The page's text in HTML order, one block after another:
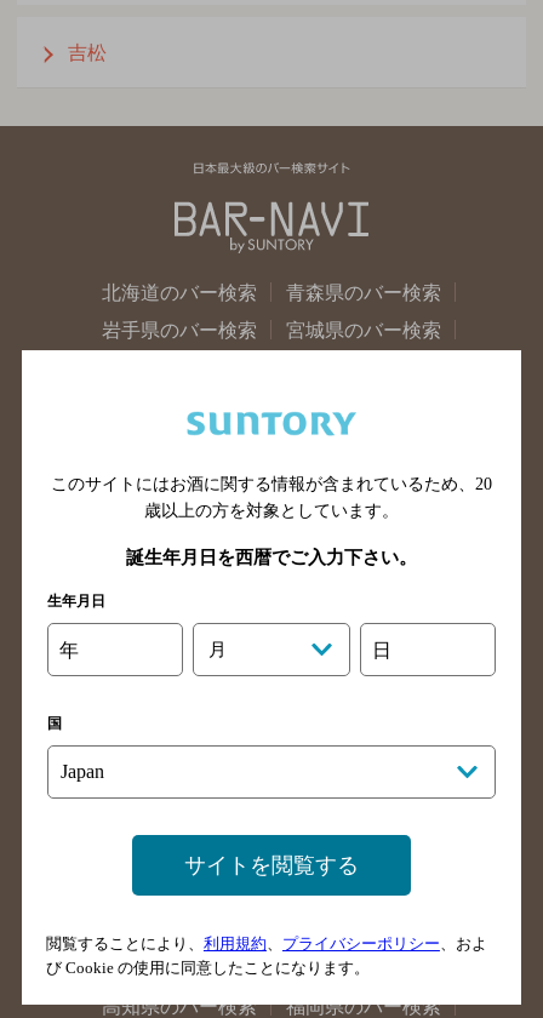
吉松
北海道のバー検索
青森県のバー検索
岩手県のバー検索
宮城県のバー検索
栃木県のバー検索
群馬県のバー検索
山梨県のバー検索
長野県のバー検索
新潟県のバー検索
東京都のバー検索
神奈川県のバー検索
千葉県のバー検索
埼玉県のバー検索
静岡県のバー検索
三重県のバー検索
岐阜県のバー検索
富山県のバー検索
大阪府のバー検索
京都府のバー検索
兵庫県のバー検索
広島県のバー検索
岡山県のバー検索
山口県のバー検索
鳥取県のバー検索
島根県のバー検索
徳島県のバー検索
香川県のバー検索
愛媛県のバー検索
高知県のバー検索
福岡県のバー検索
このサイトにはお酒に関する情報が含まれているため、 20
歳以上の方を対象としています。
誕生年月日を西暦でご入力下さい。
生年月日
年 月 日
国
サイトを閲覧する
閲覧することにより、 利用規約、 プライバシーポリシー、およ
び Cookie の使用に同意したことになります。